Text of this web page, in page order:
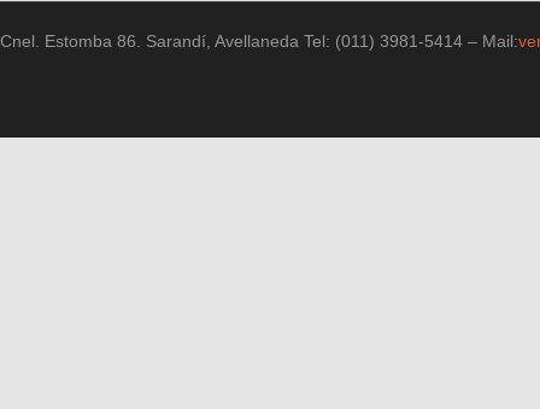
Cnel. Estomba 86. Sarandí, Avellaneda Tel: (011) 3981-5414 – Mail: